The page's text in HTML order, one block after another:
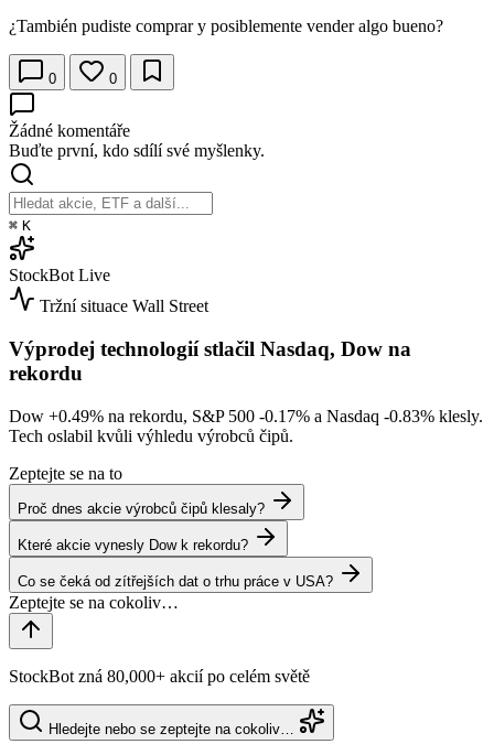
¿También pudiste comprar y posiblemente vender algo bueno?
0 0
Žádné komentáře
Buďte první, kdo sdílí své myšlenky.
⌘ K
StockBot Live
Tržní situace Wall Street
Výprodej technologií stlačil Nasdaq, Dow na
rekordu
Dow +0.49% na rekordu, S&P 500 -0.17% a Nasdaq -0.83% klesly.
Tech oslabil kvůli výhledu výrobců čipů.
Zeptejte se na to
Proč dnes akcie výrobců čipů klesaly?
Které akcie vynesly Dow k rekordu?
Co se čeká od zítřejších dat o trhu práce v USA?
StockBot zná 80,000+ akcií po celém světě
Hledejte nebo se zeptejte na cokoliv…